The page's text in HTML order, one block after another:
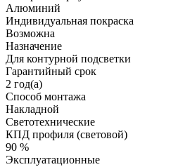
Алюминий
Индивидуальная покраска
Возможна
Назначение
Для контурной подсветки
Гарантийный срок
2 год(а)
Способ монтажа
Накладной
Светотехнические
КПД профиля (cветовой)
90 %
Эксплуатационные